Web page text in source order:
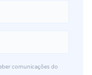
comunicações do